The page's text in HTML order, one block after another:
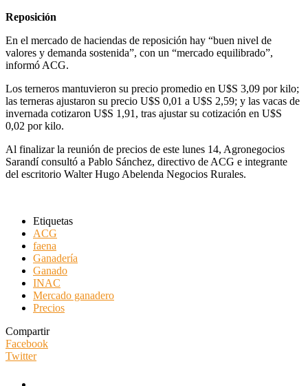
Reposición
En el mercado de haciendas de reposición hay “buen nivel de
valores y demanda sostenida”, con un “mercado equilibrado”,
informó ACG.
Los terneros mantuvieron su precio promedio en U$S 3,09 por kilo;
las terneras ajustaron su precio U$S 0,01 a U$S 2,59; y las vacas de
invernada cotizaron U$S 1,91, tras ajustar su cotización en U$S
0,02 por kilo.
Al finalizar la reunión de precios de este lunes 14, Agronegocios
Sarandí consultó a Pablo Sánchez, directivo de ACG e integrante
del escritorio Walter Hugo Abelenda Negocios Rurales.
Etiquetas
ACG
faena
Ganadería
Ganado
INAC
Mercado ganadero
Precios
Compartir
Facebook
Twitter